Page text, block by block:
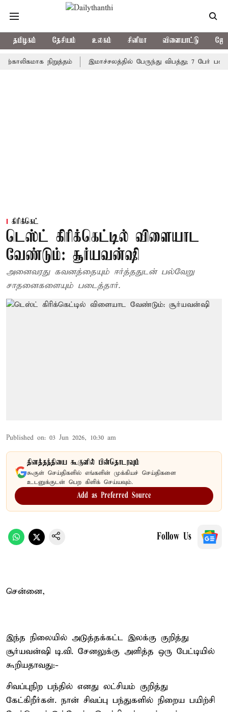
தமிழகம் தேசியம் உலகம் சினிமா விளையாட்டு
நிறுத்தம் இமாச்சலத்தில் பேருந்து விபத்து; 7 பேர் பலி -
கிரிக்கெட்
டெஸ்ட் கிரிக்கெட்டில் விளையாட
வேண்டும்: சூர்யவன்ஷி
அனைவரது கவனத்தையும் ஈர்த்ததுடன் பல்வேறு
சாதனைகளையும் படைத்தார்.
Published on: 03 Jun 2026, 10:30 am
தினத்தந்தியை கூகுளில் பின்தொடரவும்
கூகுள் செய்திகளில் எங்களின் முக்கியச் செய்திகளை
உடனுக்குடன் பெற கிளிக் செய்யவும்.
Add as Preferred Source
Follow Us
சென்னை,
இந்த நிலையில் அடுத்தக்கட்ட இலக்கு குறித்து
சூர்யவன்ஷி டி.வி. சேனலுக்கு அளித்த ஒரு பேட்டியில்
கூறியதாவது:-
சிவப்புநிற பந்தில் எனது லட்சியம் குறித்து
கேட்கிறீர்கள். நான் சிவப்பு பந்துகளில் நிறைய பயிற்சி